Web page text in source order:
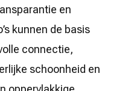
en
kunnen de basis
connectie,
schoonheid en